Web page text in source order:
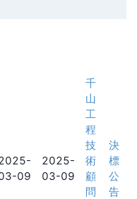
09
2025-
03-09
千
山
工
程
技
術
顧
問
決
標
公
告